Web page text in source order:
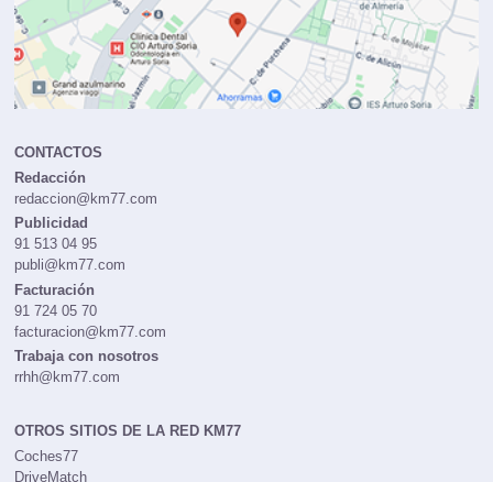
CONTACTOS
Redacción
redaccion@km77.com
Publicidad
91 513 04 95
publi@km77.com
Facturación
91 724 05 70
facturacion@km77.com
Trabaja con nosotros
rrhh@km77.com
OTROS SITIOS DE LA RED KM77
Coches77
DriveMatch